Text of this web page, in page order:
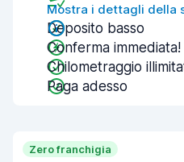
Mostra i dettagli della
Deposito basso
Conferma immediata!
Chilometraggio
Paga adesso
Zero franchigia